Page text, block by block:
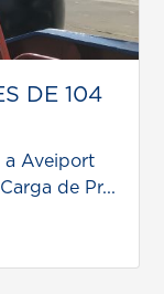
DE 104
a Aveiport
de Pr...